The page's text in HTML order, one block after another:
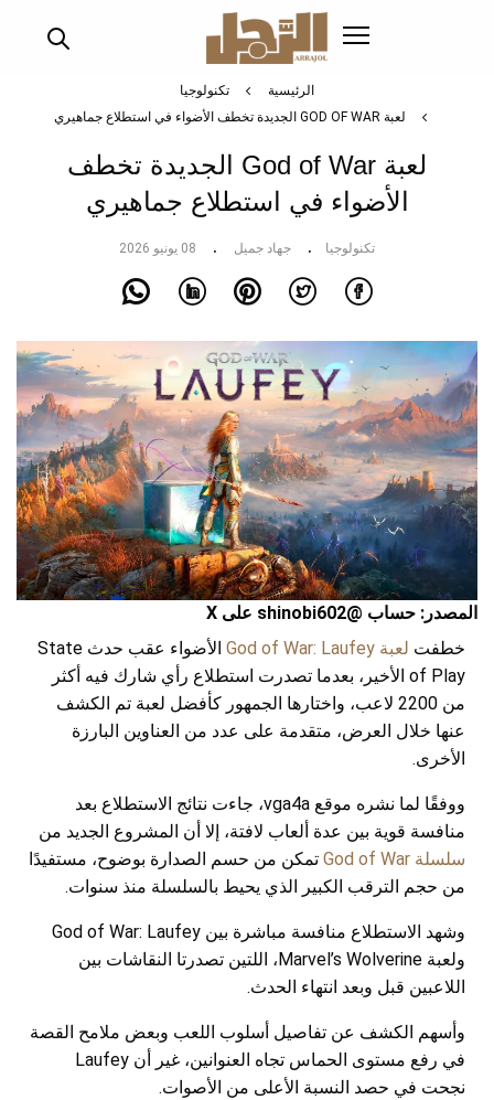
الرئيسية
تكنولوجيا
لعبة GOD OF WAR الجديدة تخطف الأضواء في استطلاع جماهيري
لعبة God of War الجديدة تخطف
الأضواء في استطلاع جماهيري
تكنولوجيا جهاد جميل 08 يونيو 2026
المصدر: حساب @shinobi602 على X
خطفت لعبة God of War: Laufey
الأضواء عقب حدث State
of Play الأخير، بعدما تصدرت استطلاع رأي شارك فيه أكثر
من 2200 لاعب، واختارها الجمهور كأفضل لعبة تم الكشف
عنها خلال العرض، متقدمة على عدد من العناوين البارزة
الأخرى.
ووفقًا لما نشره موقع vga4a، جاءت نتائج الاستطلاع بعد
منافسة قوية بين عدة ألعاب لافتة، إلا أن المشروع الجديد من
سلسلة God of War
تمكن من حسم الصدارة بوضوح، مستفيدًا
من حجم الترقب الكبير الذي يحيط بالسلسلة منذ سنوات.
وشهد الاستطلاع منافسة مباشرة بين God of War: Laufey
ولعبة Marvel’s Wolverine، اللتين تصدرتا النقاشات بين
اللاعبين قبل وبعد انتهاء الحدث.
وأسهم الكشف عن تفاصيل أسلوب اللعب وبعض ملامح القصة
في رفع مستوى الحماس تجاه العنوانين، غير أن Laufey
نجحت في حصد النسبة الأعلى من الأصوات.